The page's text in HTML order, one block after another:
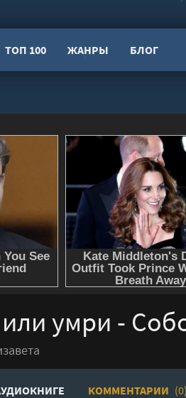
ТОП 100 ЖАНРЫ БЛОГ
умри -
КОММЕНТАРИИ (0)